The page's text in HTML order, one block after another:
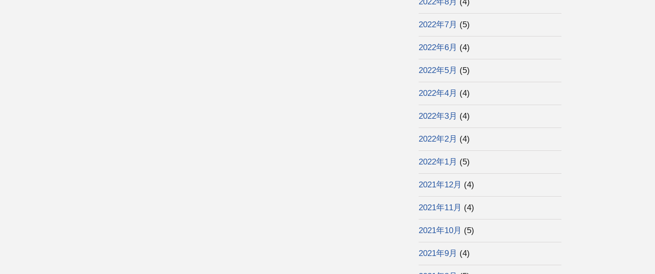
2022年7月 (5)
2022年6月 (4)
2022年5月 (5)
2022年4月 (4)
2022年3月 (4)
2022年2月 (4)
2022年1月 (5)
2021年12月 (4)
2021年11月 (4)
2021年10月 (5)
2021年9月 (4)